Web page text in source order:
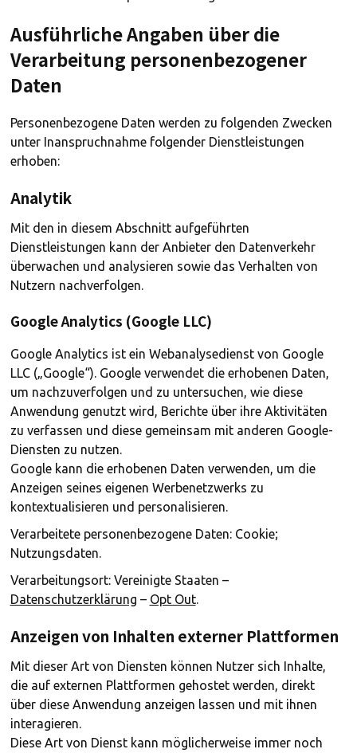
Ausführliche Angaben über die
Verarbeitung personenbezogener
Daten
Personenbezogene Daten werden zu folgenden Zwecken
unter Inanspruchnahme folgender Dienstleistungen
erhoben:
Analytik
Mit den in diesem Abschnitt aufgeführten
Dienstleistungen kann der Anbieter den Datenverkehr
überwachen und analysieren sowie das Verhalten von
Nutzern nachverfolgen.
Google Analytics (Google LLC)
Google Analytics ist ein Webanalysedienst von Google
LLC („Google“). Google verwendet die erhobenen Daten,
um nachzuverfolgen und zu untersuchen, wie diese
Anwendung genutzt wird, Berichte über ihre Aktivitäten
zu verfassen und diese gemeinsam mit anderen Google-
Diensten zu nutzen.
Google kann die erhobenen Daten verwenden, um die
Anzeigen seines eigenen Werbenetzwerks zu
kontextualisieren und personalisieren.
Verarbeitete personenbezogene Daten: Cookie;
Nutzungsdaten.
Verarbeitungsort: Vereinigte Staaten –
Datenschutzerklärung – Opt Out.
Anzeigen von Inhalten externer Plattformen
Mit dieser Art von Diensten können Nutzer sich Inhalte,
die auf externen Plattformen gehostet werden, direkt
über diese Anwendung anzeigen lassen und mit ihnen
interagieren.
Diese Art von Dienst kann möglicherweise immer noch